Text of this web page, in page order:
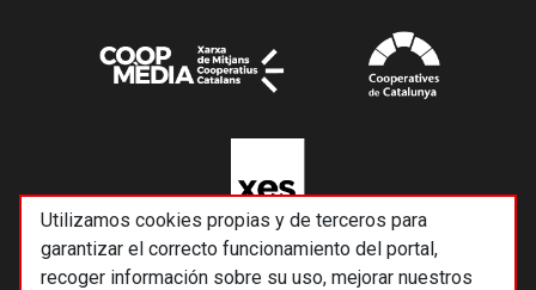
Utilizamos cookies propias y de terceros para
garantizar el correcto funcionamiento del portal,
recoger información sobre su uso, mejorar nuestros